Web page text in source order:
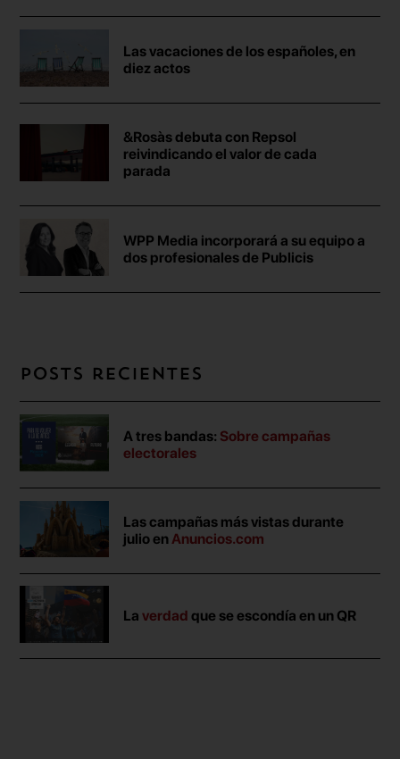
Las vacaciones de los españoles, en
diez actos
&Rosàs debuta con Repsol
reivindicando el valor de cada
parada
WPP Media incorporará a su equipo a
dos profesionales de Publicis
Posts recientes
A tres bandas: Sobre campañas
electorales
Las campañas más vistas durante
julio enAnuncios.com
Laverdad que se escondía en un QR